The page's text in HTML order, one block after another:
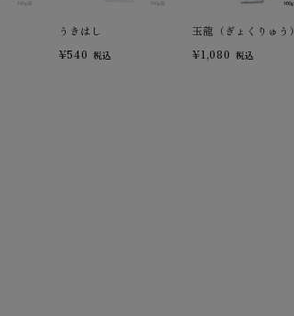
うきはし
¥540 税込
玉龍（ぎょくりゅう）
¥1,080 税込